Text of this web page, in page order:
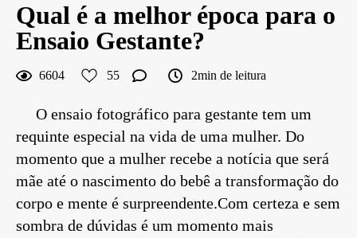
Qual é a melhor época para o
Ensaio Gestante?
6604 55 2min de leitura
O ensaio fotográfico para gestante tem um
requinte especial na vida de uma mulher. Do
momento que a mulher recebe a notícia que será
mãe até o nascimento do bebê a transformação do
corpo e mente é surpreendente.Com certeza e sem
sombra de dúvidas é um momento mais